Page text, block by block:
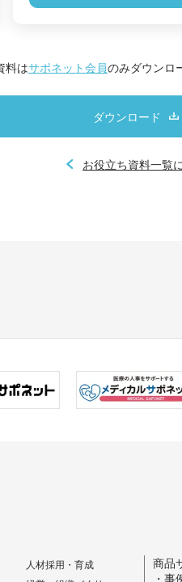
料はサポネット会員のみダウンロ
ダウンロード
お役立ち資料一覧
人材採用・育成
商品
・事